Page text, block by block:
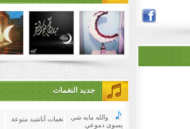
جديد النغمات
والله مابه شي
يسوى دموعي
نغمات أناشيد منوعة